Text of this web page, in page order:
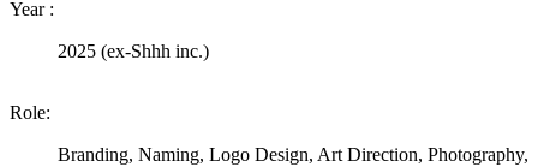
Year :
2025 (ex-Shhh inc.)
Role:
Branding, Naming, Logo Design, Art Direction, Photography,